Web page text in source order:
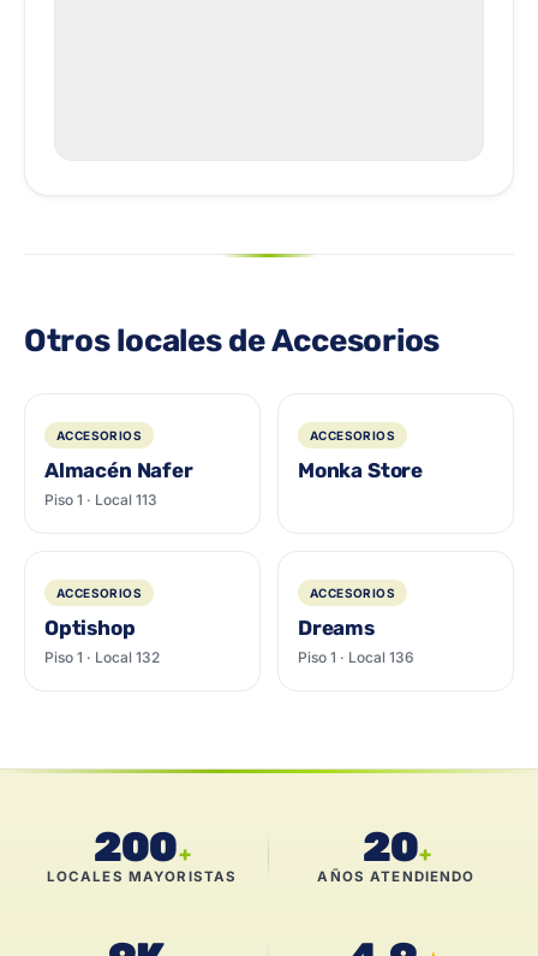
Otros locales de Accesorios
ACCESORIOS
Almacén Nafer
Piso 1 · Local 113
ACCESORIOS
Monka Store
ACCESORIOS
Optishop
Piso 1 · Local 132
ACCESORIOS
Dreams
Piso 1 · Local 136
200+
LOCALES MAYORISTAS
20+
AÑOS ATENDIENDO